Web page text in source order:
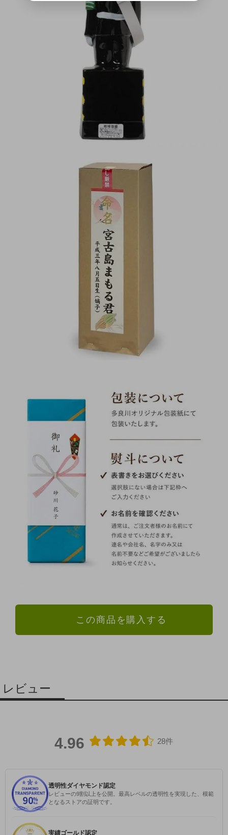
この商品を購入する
レビュー
4.96 28件
透明性ダイヤモンド認定
レビューの9割以上を公開。最高レベルの透明性を実現した、模範
となるストアの証明です。
実績ゴールド認定